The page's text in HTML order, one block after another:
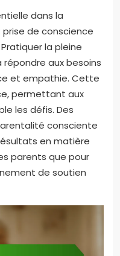
dans la
de conscience
la pleine
aux besoins
et empathie. Cette
permettant aux
les défis. Des
consciente
en matière
parents que pour
de soutien